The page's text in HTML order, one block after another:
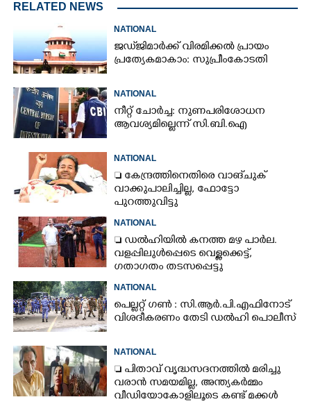
RELATED NEWS
NATIONAL
ജഡ്‌ജിമാർക്ക് വിരമിക്കൽ പ്രായം
പ്രത്യേകമാകാം: സുപ്രീംകോടതി
NATIONAL
നീറ്റ് ചോർച്ച: നുണപരിശോധന
ആവശ്യമില്ലെന്ന് സി.ബി.ഐ
NATIONAL
 കേന്ദ്രത്തിനെതിരെ വാങ്‌ചുക്
വാക്കുപാലിച്ചില്ല, ഫോട്ടോ
പുറത്തുവിട്ടു
NATIONAL
 ഡൽഹിയിൽ കനത്ത മഴ പാർല.
വളപ്പിലുൾപ്പെടെ വെള്ളക്കെട്ട്,
ഗതാഗതം തടസപ്പെട്ടു
NATIONAL
പെല്ലറ്റ് ഗൺ : സി.ആർ.പി.എഫിനോട്
വിശദീകരണം തേടി ഡൽഹി പൊലീസ്
NATIONAL
 പിതാവ് വൃദ്ധസദനത്തിൽ മരിച്ചു
വരാൻ സമയമില്ല,​ അന്ത്യകർമ്മം
വീഡിയോകോളിലൂടെ കണ്ട് മക്കൾ